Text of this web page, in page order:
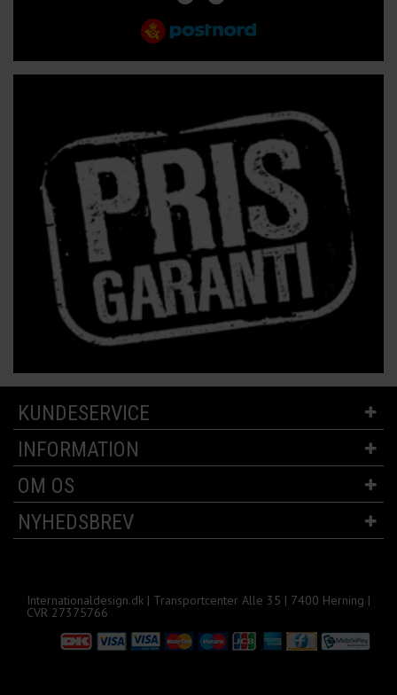
KUNDESERVICE
INFORMATION
OM OS
NYHEDSBREV
Internationaldesign.dk | Transportcenter Alle 35 | 7400 Herning |
CVR 27375766